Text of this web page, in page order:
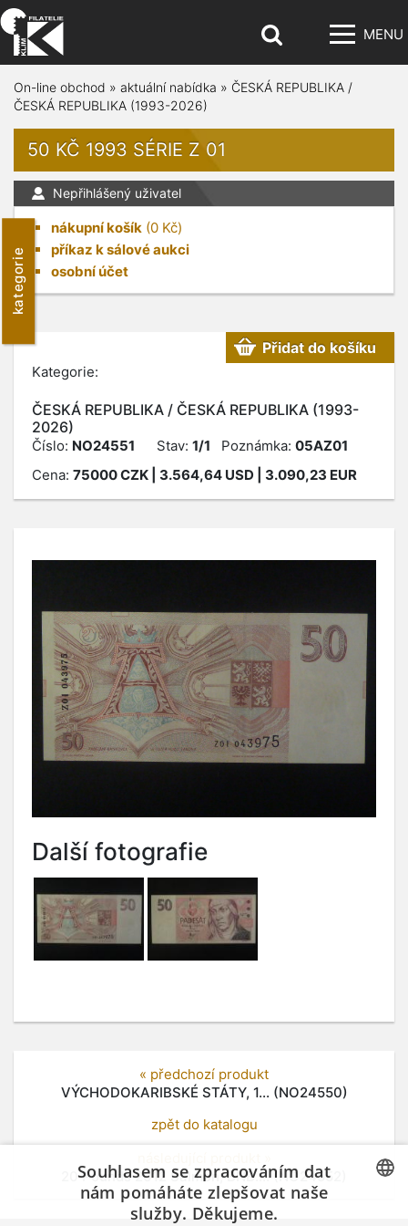
MENU
kategorie
On-line obchod » aktuální nabídka » ČESKÁ REPUBLIKA /
ČESKÁ REPUBLIKA (1993-2026)
50 KČ 1993 SÉRIE Z 01
Nepřihlášený uživatel
nákupní košík (0 Kč)
příkaz k sálové aukci
osobní účet
Kategorie:
ČESKÁ REPUBLIKA / ČESKÁ REPUBLIKA (1993-
2026)
Přidat do košíku
Číslo: NO24551 Stav: 1/1 Poznámka: 05AZ01
Cena: 75000CZK | 3.564,64 USD | 3.090,23 EUR
Další fotografie
« předchozí produkt
VÝCHODOKARIBSKÉ STÁTY, 1... (NO24550)
zpět do katalogu
20 Pounds 2012 Salmon, BNB.... (NO24552)
Souhlasem se zpracováním dat
nám pomáháte zlepšovat naše
služby. Děkujeme.